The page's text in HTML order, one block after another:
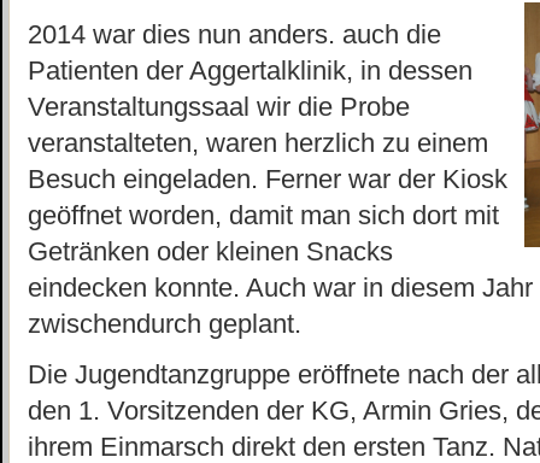
2014 war dies nun anders. auch die
Patienten der Aggertalklinik, in dessen
Veranstaltungssaal wir die Probe
veranstalteten, waren herzlich zu einem
Besuch eingeladen. Ferner war der Kiosk
geöffnet worden, damit man sich dort mit
Getränken oder kleinen Snacks
eindecken konnte. Auch war in diesem Jahr
zwischendurch geplant.
Die Jugendtanzgruppe eröffnete nach der
den 1. Vorsitzenden der KG, Armin Gries,
ihrem Einmarsch direkt den ersten Tanz.